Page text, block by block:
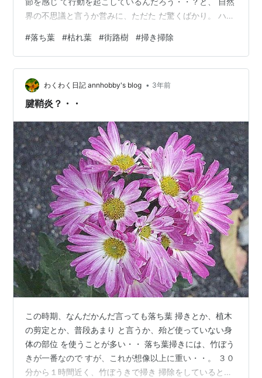
界の不思議と言うか営みに、ただた だ驚くばかり。 ハラ
葉掃除が大変だと現 実に戻る。 今年は街路樹のユリノキ
の剪定を早々と してくれたので、あの大きな枯れ葉に苦
労することはないと思うが、梅の木の葉、 柿の木の葉
等々、長い時間の戦いが始ま る季節になって来ました。
#落ち葉 #枯れ葉 #街路樹 #掃き掃除
わくわく日記 annhobby's blog • 3年前
腱鞘炎？・・
この時期、なんだかんだ言っても落ち葉 掃きとか、植木
の剪定とか、普段あまり と言うか、殆ど使っていない身
体の部位 を使うことが多い・・ 落ち葉掃きには、竹ぼう
きが一番なので すが、これが想像以上に重い・・。 ３０
分から１時間近く、竹ぼうきで掃き 掃除をしていると、